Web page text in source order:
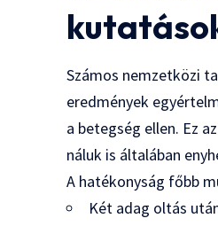
Számos nemzetközi
eredmények
a betegség ellen. Ez
náluk is általában
A hatékonyság főbb
Két adag oltás